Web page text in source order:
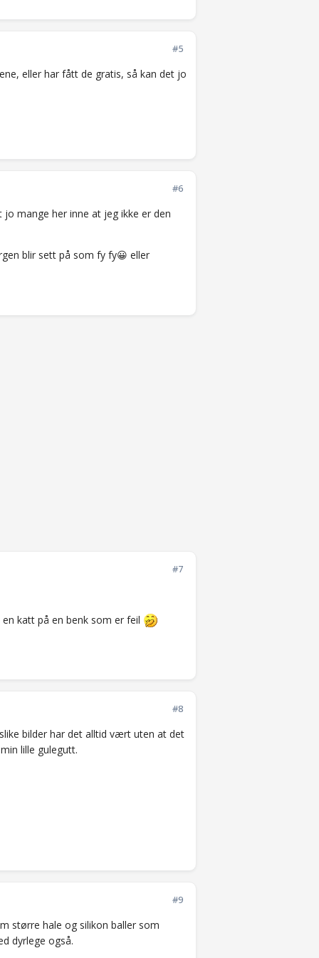
#5
eller har fått de gratis, så kan det jo
#6
jo mange her inne at jeg ikke er den
blir sett på som fy fy😀 eller
#7
katt på en benk som er feil
#8
bilder har det alltid vært uten at det
lille gulegutt.
#9
større hale og silikon baller som
dyrlege også.